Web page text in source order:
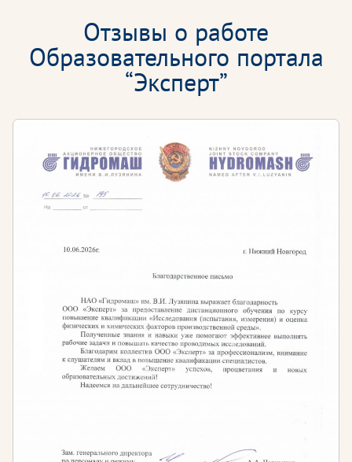
Отзывы о работе
Образовательного портала
“Эксперт”